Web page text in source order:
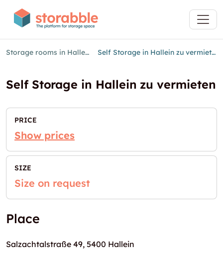
Storage rooms in Hallein Self Storage in Hallein zu vermieten
Self Storage in Hallein zu vermieten
PRICE
Show prices
SIZE
Size on request
Place
Salzachtalstraße 49, 5400 Hallein